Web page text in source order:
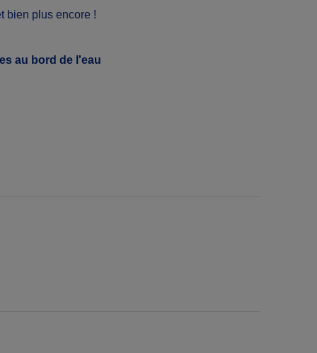
bien plus encore !
au bord de l'eau